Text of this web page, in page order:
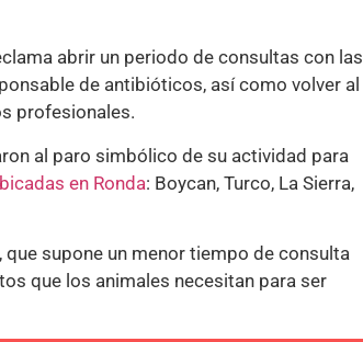
abrir un periodo de consultas con las
de antibióticos, así como volver al
profesionales.
al paro simbólico de su actividad para
en Ronda: Boycan, Turco, La Sierra,
supone un menor tiempo de consulta
que los animales necesitan para ser